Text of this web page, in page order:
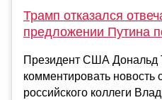
Трамп отказался
предложении Путина
Президент США Дональд
комментировать новость
российского коллеги